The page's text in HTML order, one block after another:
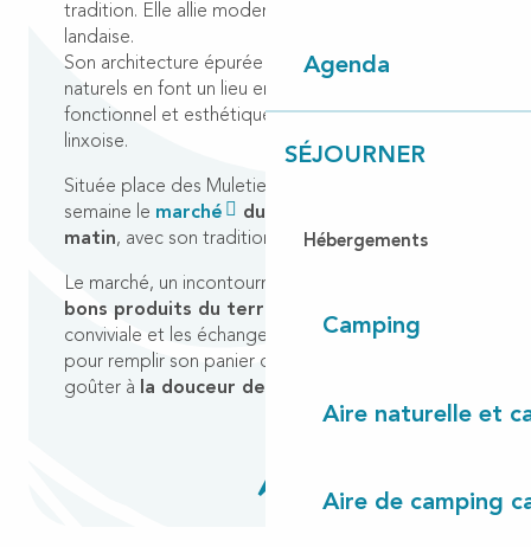
Agenda
SÉJOURNER
Hébergements
Camping
Aire naturelle et
Aire de camping
tradition. Elle allie modernité et tradition
landaise.
Son architecture épurée et ses matériaux
naturels en font un lieu emblématique, à la fois
fonctionnel et esthétique, au cœur de la vie
linxoise.
Située place des Muletiers, elle accueille chaque
semaine le marché
du mardi et du vendredi
matin, avec son traditionnel casse-croûte.
Le marché, un incontournable pour qui aime
bons produits du terroir
conviviale et les échanges authentiques. Parfait
pour remplir son panier de produits locaux et
goûter à
la douceur de vivre à la landaise